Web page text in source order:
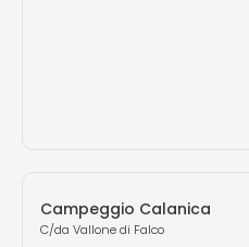
Campeggio Calanica
C/da Vallone di Falco